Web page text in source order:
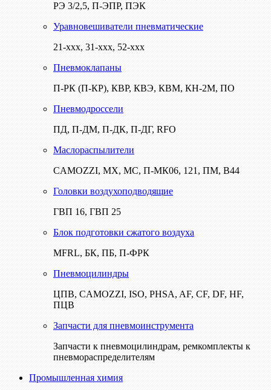
РЭ 3/2,5, П-ЭПР, ПЭК
Уравновешиватели пневматические
21-ххх, 31-ххх, 52-ххх
Пневмоклапаны
П-РК (П-КР), КВР, КВЭ, КВМ, КН-2М, ПО
Пневмодроссели
ПД, П-ДМ, П-ДК, П-ДГ, RFO
Маслораспылители
CAMOZZI, МХ, МС, П-МК06, 121, ПМ, В44
Головки воздухоподводящие
ГВП 16, ГВП 25
Блок подготовки сжатого воздуха
MFRL, БК, ПБ, П-ФРК
Пневмоцилиндры
ЦПВ, CAMOZZI, ISO, PHSA, AF, CF, DF, HF,
ПЦВ
Запчасти для пневмоинструмента
Запчасти к пневмоцилиндрам, ремкомплекты к
пневмораспределителям
Промышленная химия